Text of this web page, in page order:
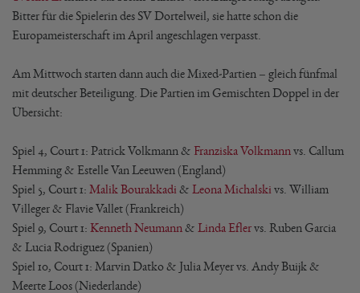
Bitter für die Spielerin des SV Dortelweil, sie hatte schon die
Europameisterschaft im April angeschlagen verpasst.
Am Mittwoch starten dann auch die Mixed-Partien – gleich fünfmal
mit deutscher Beteiligung. Die Partien im Gemischten Doppel in der
Übersicht:
Spiel 4, Court 1: Patrick Volkmann & Franziska Volkmann vs. Callum
Hemming & Estelle Van Leeuwen (England)
Spiel 5, Court 1: Malik Bourakkadi & Leona Michalski vs. William
Villeger & Flavie Vallet (Frankreich)
Spiel 9, Court 1: Kenneth Neumann & Linda Eflervs. Ruben Garcia
& Lucia Rodriguez (Spanien)
Spiel 10, Court 1: Marvin Datko & Julia Meyer vs. Andy Buijk &
Meerte Loos (Niederlande)